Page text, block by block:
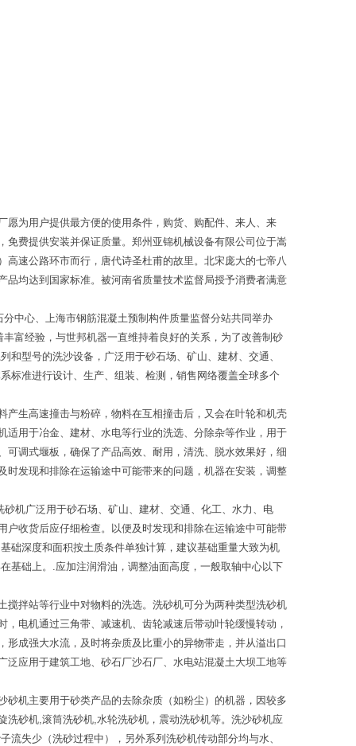
为用户提供最方便的使用条件，购货、购配件、来人、来
费提供安装并保证质量。郑州亚锦机械设备有限公司位于嵩
速公路环市而行，唐代诗圣杜甫的故里。北宋庞大的七帝八
均达到国家标准。被河南省质量技术监督局授予消费者满意
中心、上海市钢筋混凝土预制构件质量监督分站共同举办
富经验，与世邦机器一直维持着良好的关系，为了改善制砂
型号的洗沙设备，广泛用于砂石场、矿山、建材、交通、
标准进行设计、生产、组装、检测，销售网络覆盖全球多个
生高速撞击与粉碎，物料在互相撞击后，又会在叶轮和机壳
用于冶金、建材、水电等行业的洗选、分除杂等作业，用于
调式堰板，确保了产品高效、耐用，清洗、脱水效果好，细
发现和排除在运输途中可能带来的问题，机器在安装，调整
机广泛用于砂石场、矿山、建材、交通、化工、水力、电
收货后应仔细检查。以便及时发现和排除在运输途中可能带
础深度和面积按土质条件单独计算，建议基础重量大致为机
基础上。.应加注润滑油，调整油面高度，一般取轴中心以下
拌站等行业中对物料的洗选。洗砂机可分为两种类型洗砂机
电机通过三角带、减速机、齿轮减速后带动叶轮缓慢转动，
成强大水流，及时将杂质及比重小的异物带走，并从溢出口
应用于建筑工地、砂石厂沙石厂、水电站混凝土大坝工地等
机主要用于砂类产品的去除杂质（如粉尘）的机器，因较多
砂机,滚筒洗砂机,水轮洗砂机，震动洗砂机等。洗沙砂机应
失少（洗砂过程中），另外系列洗砂机传动部分均与水、